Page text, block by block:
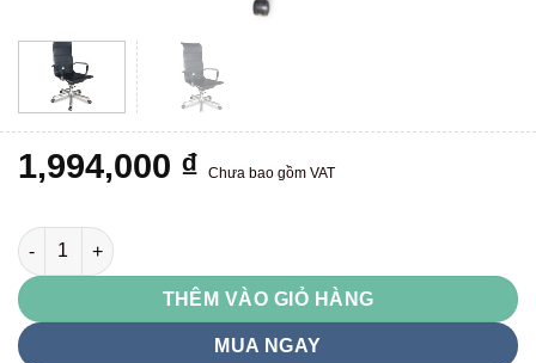
1,994,000 ₫ Chưa bao gồm VAT
GL317 số lượng
THÊM VÀO GIỎ HÀNG
MUA NGAY